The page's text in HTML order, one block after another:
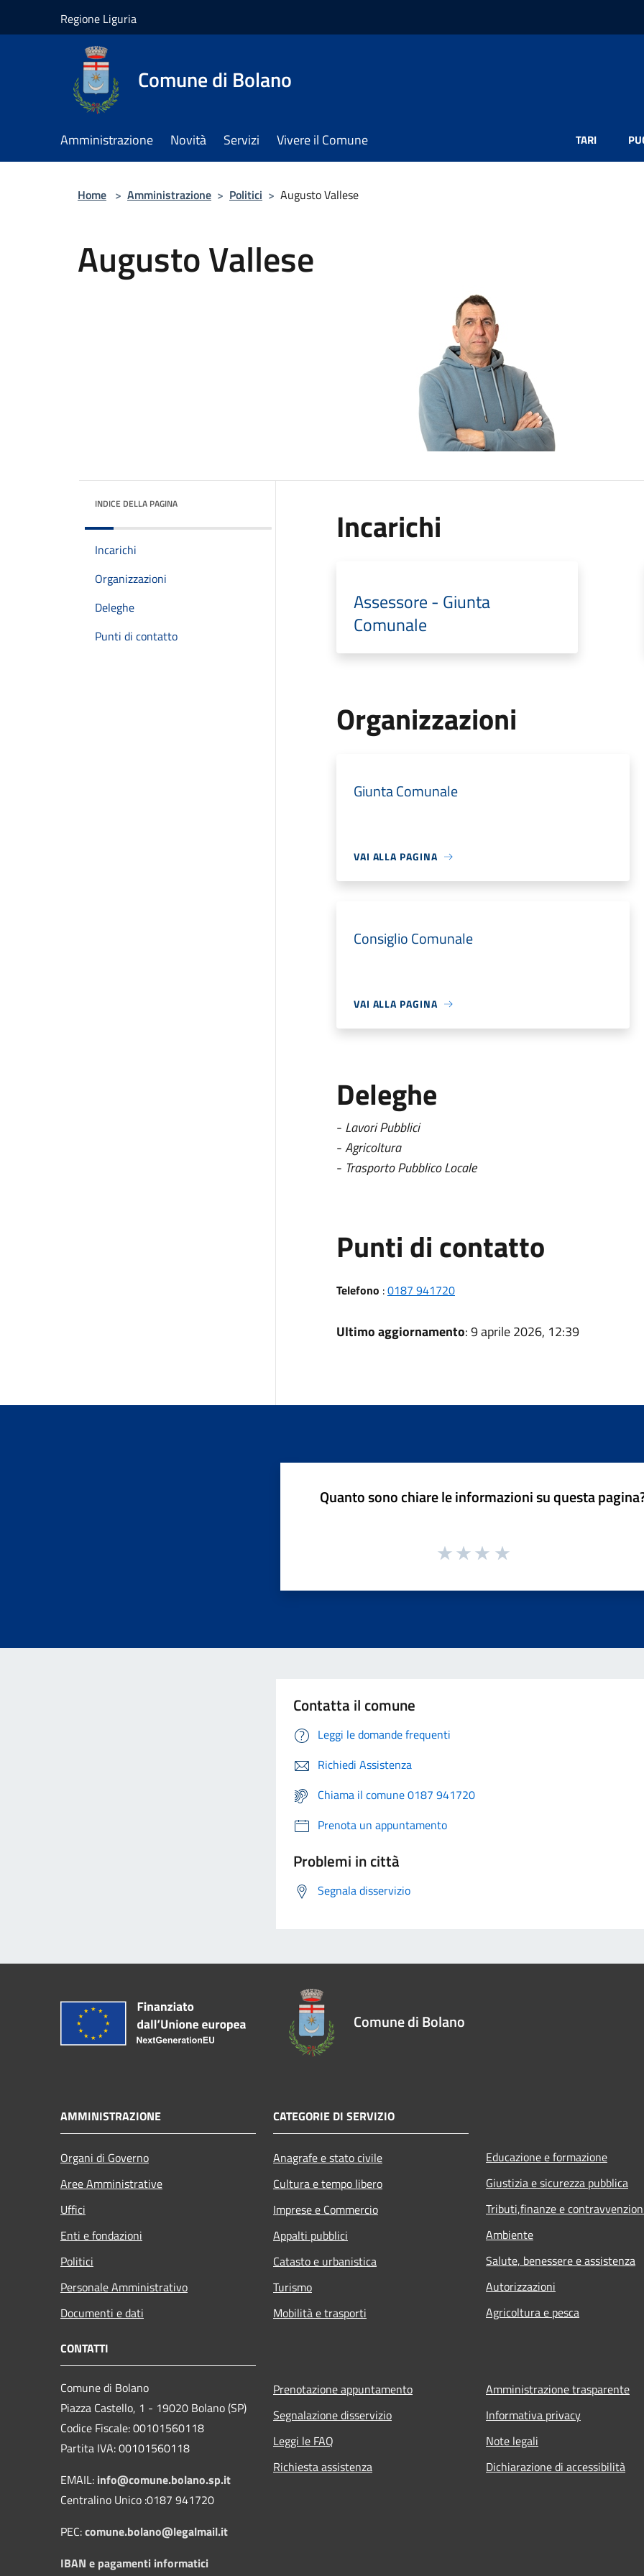
Regione Liguria
Comune di Bolano
Amministrazione Novità Servizi Vivere il Comune TARI
Home > Amministrazione > Politici > Augusto Vallese
Augusto Vallese
INDICE DELLA PAGINA
Incarichi
Organizzazioni
Deleghe
Punti di contatto
Incarichi
Assessore - Giunta
Comunale
Organizzazioni
Giunta Comunale
VAI ALLA PAGINA
Consiglio Comunale
VAI ALLA PAGINA
Deleghe
- Lavori Pubblici
-Agricoltura
- Trasporto Pubblico Locale
Punti di contatto
Telefono :0187 941720
Ultimo aggiornamento: 9 aprile 2026, 12:39
Quanto sono chiare le informazioni su questa
Contatta il comune
Leggi le domande frequenti
Richiedi Assistenza
Chiama il comune 0187 941720
Prenota un appuntamento
Problemi in città
Segnala disservizio
Comune di Bolano
AMMINISTRAZIONE
Organi di Governo
Aree Amministrative
Uffici
Enti e fondazioni
Politici
Personale Amministrativo
Documenti e dati
CATEGORIE DI SERVIZIO
Anagrafe e stato civile
Cultura e tempo libero
Imprese e Commercio
Appalti pubblici
Catasto e urbanistica
Turismo
Mobilità e trasporti
Educazione e formazione
Giustizia e sicurezza pubblica
Tributi,finanze e
Ambiente
Salute, benessere e assistenza
Autorizzazioni
Agricoltura e pesca
CONTATTI
Comune di Bolano
Piazza Castello, 1 - 19020 Bolano (SP)
Codice Fiscale: 00101560118
Partita IVA: 00101560118
EMAIL: info@comune.bolano.sp.it
Centralino Unico :0187 941720
PEC:comune.bolano@legalmail.it
IBAN e pagamenti informatici
Prenotazione appuntamento
Segnalazione disservizio
Leggi le FAQ
Richiesta assistenza
Amministrazione trasparente
Informativa privacy
Note legali
Dichiarazione di accessibilità